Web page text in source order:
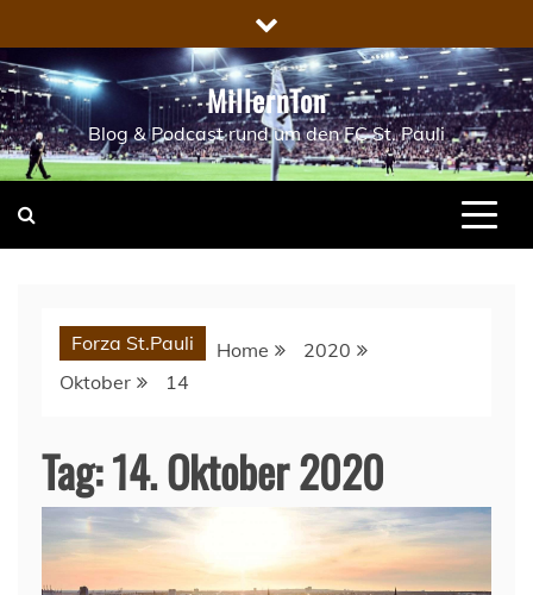
to
content
MillernTon
Blog & Podcast rund um den FC St. Pauli
Forza St.Pauli Home
2020
Oktober
14
Tag:14. Oktober 2020